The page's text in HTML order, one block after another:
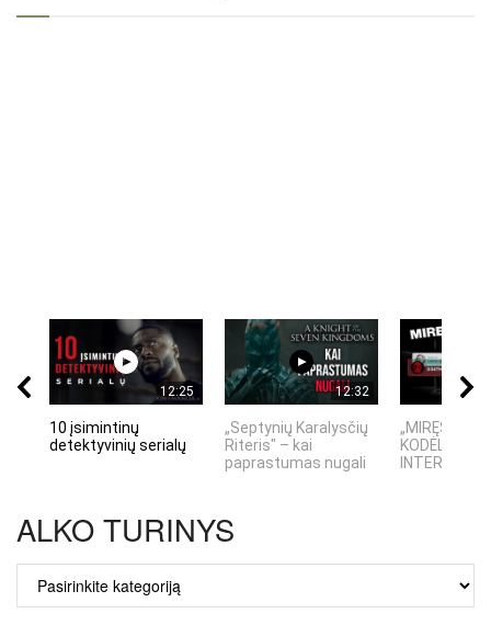
12:25
10 įsimintinų
detektyvinių serialų
12:32
„Septynių Karalysčių
Riteris" – kai
paprastumas nugali
„MIRĘS
KODĖL
INTERNETO
ALKO TURINYS
ALKO
TURINYS